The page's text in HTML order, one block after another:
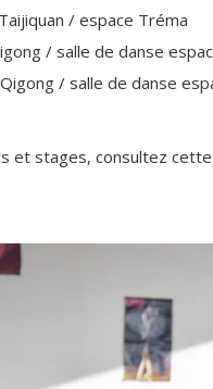
/ espace Tréma
/ salle de danse
/ salle de danse
et stages, consultez